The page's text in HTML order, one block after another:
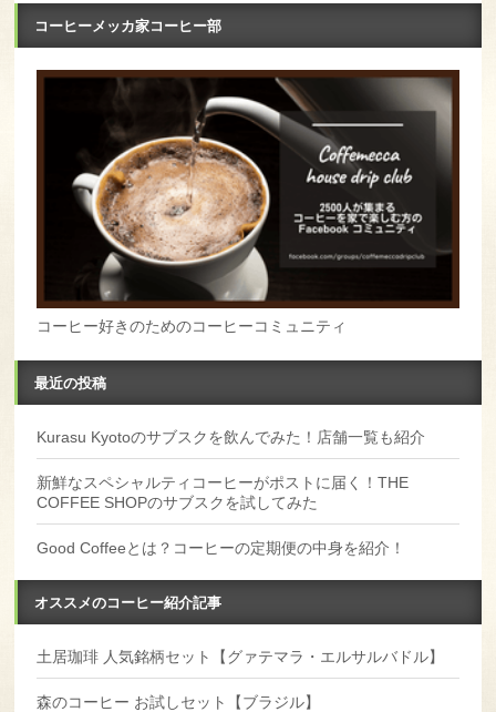
コーヒーメッカ家コーヒー部
コーヒー好きのためのコーヒーコミュニティ
最近の投稿
Kurasu Kyotoのサブスクを飲んでみた！店舗一覧も紹介
新鮮なスペシャルティコーヒーがポストに届く！THE
COFFEE SHOPのサブスクを試してみた
Good Coffeeとは？コーヒーの定期便の中身を紹介！
オススメのコーヒー紹介記事
土居珈琲 人気銘柄セット【グァテマラ・エルサルバドル】
森のコーヒー お試しセット【ブラジル】